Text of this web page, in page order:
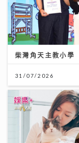
柴灣角天主教小學
31/07/2026